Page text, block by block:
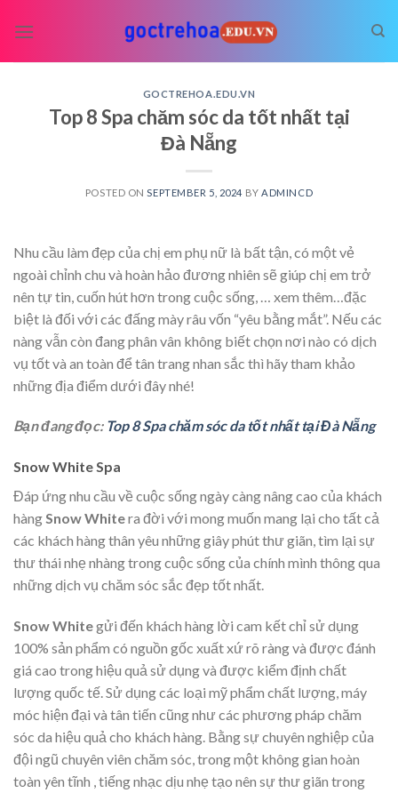
GOCTREHOA.EDU.VN
Top 8 Spa chăm sóc da tốt nhất tại
Đà Nẵng
POSTED ON SEPTEMBER 5, 2024 BY ADMINCD
Nhu cầu làm đẹp của chị em phụ nữ là bất tận, có một vẻ
ngoài chỉnh chu và hoàn hảo đương nhiên sẽ giúp chị em trở
nên tự tin, cuốn hút hơn trong cuộc sống,
… xem thêm… đặc
biệt là đối với các đấng mày râu vốn “yêu bằng mắt”. Nếu các
nàng vẫn còn đang phân vân không biết chọn nơi nào có dịch
vụ tốt và an toàn để tân trang nhan sắc thì hãy tham khảo
những địa điểm dưới đây nhé!
Bạn đang đọc: Top 8 Spa chăm sóc da tốt nhất tại Đà Nẵng
Snow White Spa
Đáp ứng nhu cầu về cuộc sống ngày càng nâng cao của khách
hàngSnow Whitera đời với mong muốn mang lại cho tất cả
các khách hàng thân yêu những giây phút thư giãn, tìm lại sự
thư thái nhẹ nhàng trong cuộc sống của chính mình thông qua
những dịch vụ chăm sóc sắc đẹp tốt nhất.
Snow Whitegửi đến khách hàng lời cam kết chỉ sử dụng
100% sản phẩm có nguồn gốc xuất xứ rõ ràng và được đánh
giá cao trong hiệu quả sử dụng và được kiểm định chất
lượng quốc tế. Sử dụng các loại mỹ phẩm chất lượng, máy
móc hiện đại và tân tiến cũng như các phương pháp chăm
sóc da hiệu quả cho khách hàng. Bằng sự chuyên nghiệp của
đội ngũ chuyên viên chăm sóc, trong một không gian hoàn
toàn yên tĩnh , tiếng nhạc dịu nhẹ tạo nên sự thư giãn trong